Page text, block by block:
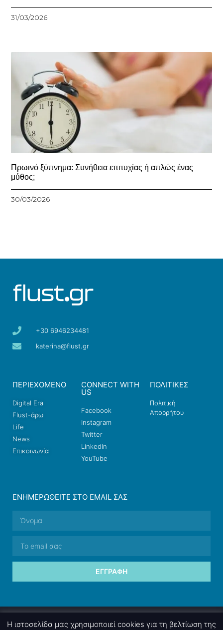
31/03/2026
Πρωινό ξύπνημα: Συνήθεια επιτυχίας ή απλώς ένας
μύθος;
30/03/2026
+30 6946234481
katerina@flust.gr
ΠΕΡΙΕΧΟΜΕΝΟ
Digital Era
Flust-άρω
Life
News
Επικοινωνία
CONNECT WITH
US
Facebook
Instagram
Twitter
LinkedIn
YouTube
ΠΟΛΙΤΙΚΕΣ
Πολιτική
Απορρήτου
ΕΝΗΜΕΡΩΘΕΊΤΕ ΣΤΟ EMAIL ΣΑΣ
ΕΓΓΡΑΦΉ
Η ιστοσελίδα μας χρησιμοποιεί cookies για τη βελτίωση της